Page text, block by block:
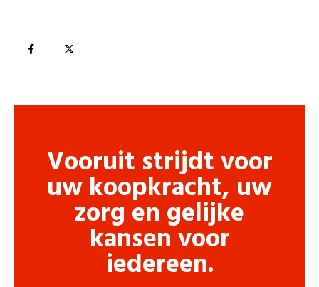
Vooruit strijdt voor
uw koopkracht, uw
zorg en gelijke
kansen voor
iedereen.